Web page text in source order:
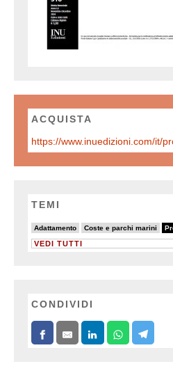
ACQUISTA
TEMI
Adattamento
14/64 Coste e parchi marini
19/64
64/64
VEDI TUTTI
CONDIVIDI